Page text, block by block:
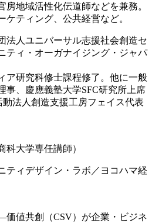
房地域活性化伝道師などを兼務。
ティング、公共経営など。
法人ユニバーサル志援社会創造セ
ティ・オーガナイジング・ジャパ
ア研究科修士課程修了。他に一般
事、慶應義塾大学SFC研究所上席
法人創造支援工房フェイス代表
大学専任講師）
ティデザイン・ラボ／ヨコハマ経
価値共創（CSV）が企業・ビジネ